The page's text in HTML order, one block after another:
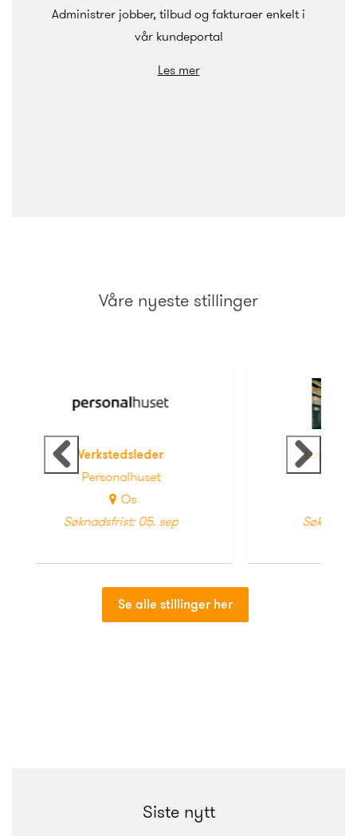
Administrer jobber, tilbud og fakturaer enkelt i
vår kundeportal
Les mer
Våre nyeste stillinger
Lagermedarbeider
Personalhuset
Søknadsfrist: 05. sep
Tidligere Neste
Se alle stillinger her
Siste nytt